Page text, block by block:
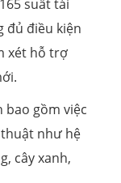
suất tái
đủ điều kiện
xét hỗ trợ
bao gồm việc
như hệ
cây xanh,